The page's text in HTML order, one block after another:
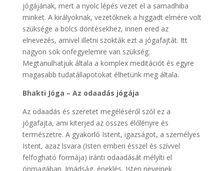
jógájának, mert a nyolc lépés vezet el a samadhiba
minket. A királyoknak, vezetőknek a higgadt elmére volt
szüksége a bölcs döntésekhez, innen ered az
elnevezés, amivel illetni szokták ezt a jógafajtát. Itt
nagyon sok önfegyelemre van szükség.
Megtanulhatjuk általa a komplex meditációt és egyre
magasabb tudatállapotokat élhetünk meg általa.
Bhakti Jóga – Az odaadás jógája
Az odaadás és szeretet megéléséről szól ez a
jógafajta, ami kiterjed az összes élőlényre és
természetre. A gyakorló Istent, igazságot, a személyes
Istent, azaz lsvara (Isten emberi ésszel és szívvel
felfogható formája) iránti odaadását mélyíti el
önmagában. Imádság, éneklés, Isten neveinek